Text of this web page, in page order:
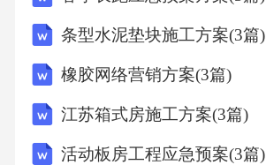
条型水泥垫块施工方案(3篇)
橡胶网络营销方案(3篇)
江苏箱式房施工方案(3篇)
活动板房工程应急预案(3篇)